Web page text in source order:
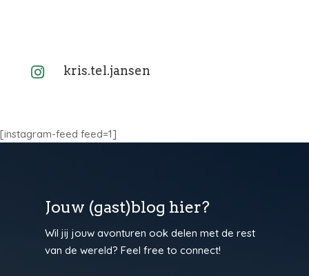
 kris.tel.jansen
[instagram-feed feed=1]
Jouw (gast)blog hier?
Wil jij jouw avonturen ook delen met de rest
van de wereld? Feel free to connect!